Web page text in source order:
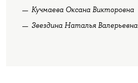
Кучмаева Оксана Викторовна
Звездина Наталья Валерьевна